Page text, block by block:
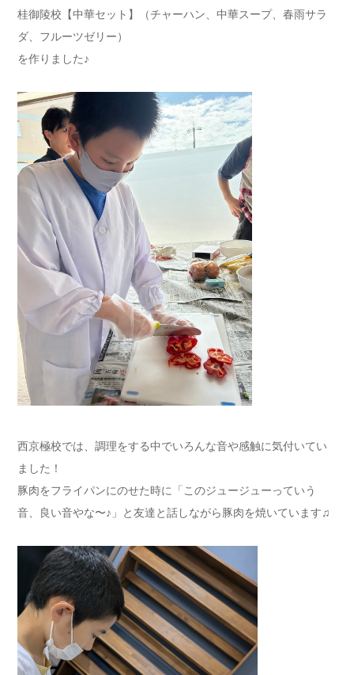
桂御陵校【中華セット】（チャーハン、中華スープ、春雨サラ
ダ、フルーツゼリー）
を作りました♪
西京極校では、調理をする中でいろんな音や感触に気付いてい
ました！
豚肉をフライパンにのせた時に「このジュージューっていう
音、良い音やな〜♪」と友達と話しながら豚肉を焼いています♫